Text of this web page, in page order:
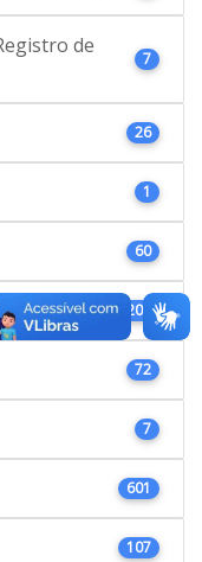
de
7
26
1
60
207
72
7
601
107